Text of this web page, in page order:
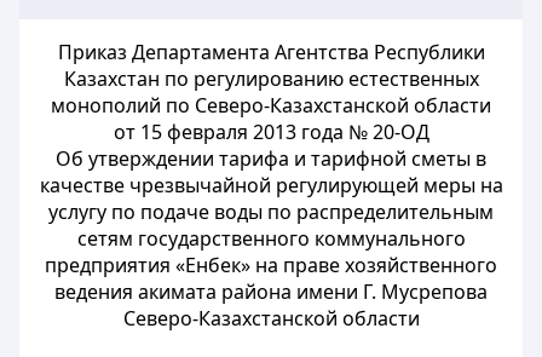
Приказ Департамента Агентства Республики
Казахстан по регулированию естественных
монополий по Северо-Казахстанской области
от 15 февраля 2013 года № 20-ОД
Об утверждении тарифа и тарифной сметы в
качестве чрезвычайной регулирующей меры на
услугу по подаче воды по распределительным
сетям государственного коммунального
предприятия «Енбек» на праве хозяйственного
ведения акимата района имени Г. Мусрепова
Северо-Казахстанской области